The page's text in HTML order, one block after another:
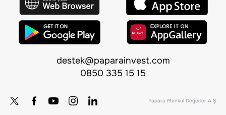
destek@paparainvest.com
0850 335 15 15
Papara Menkul Değerler A.Ş.